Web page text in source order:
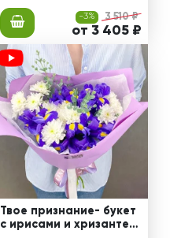
-3% 3 510 ₽
от 3 405 ₽
Твое признание- букет
с ирисами и хризантем